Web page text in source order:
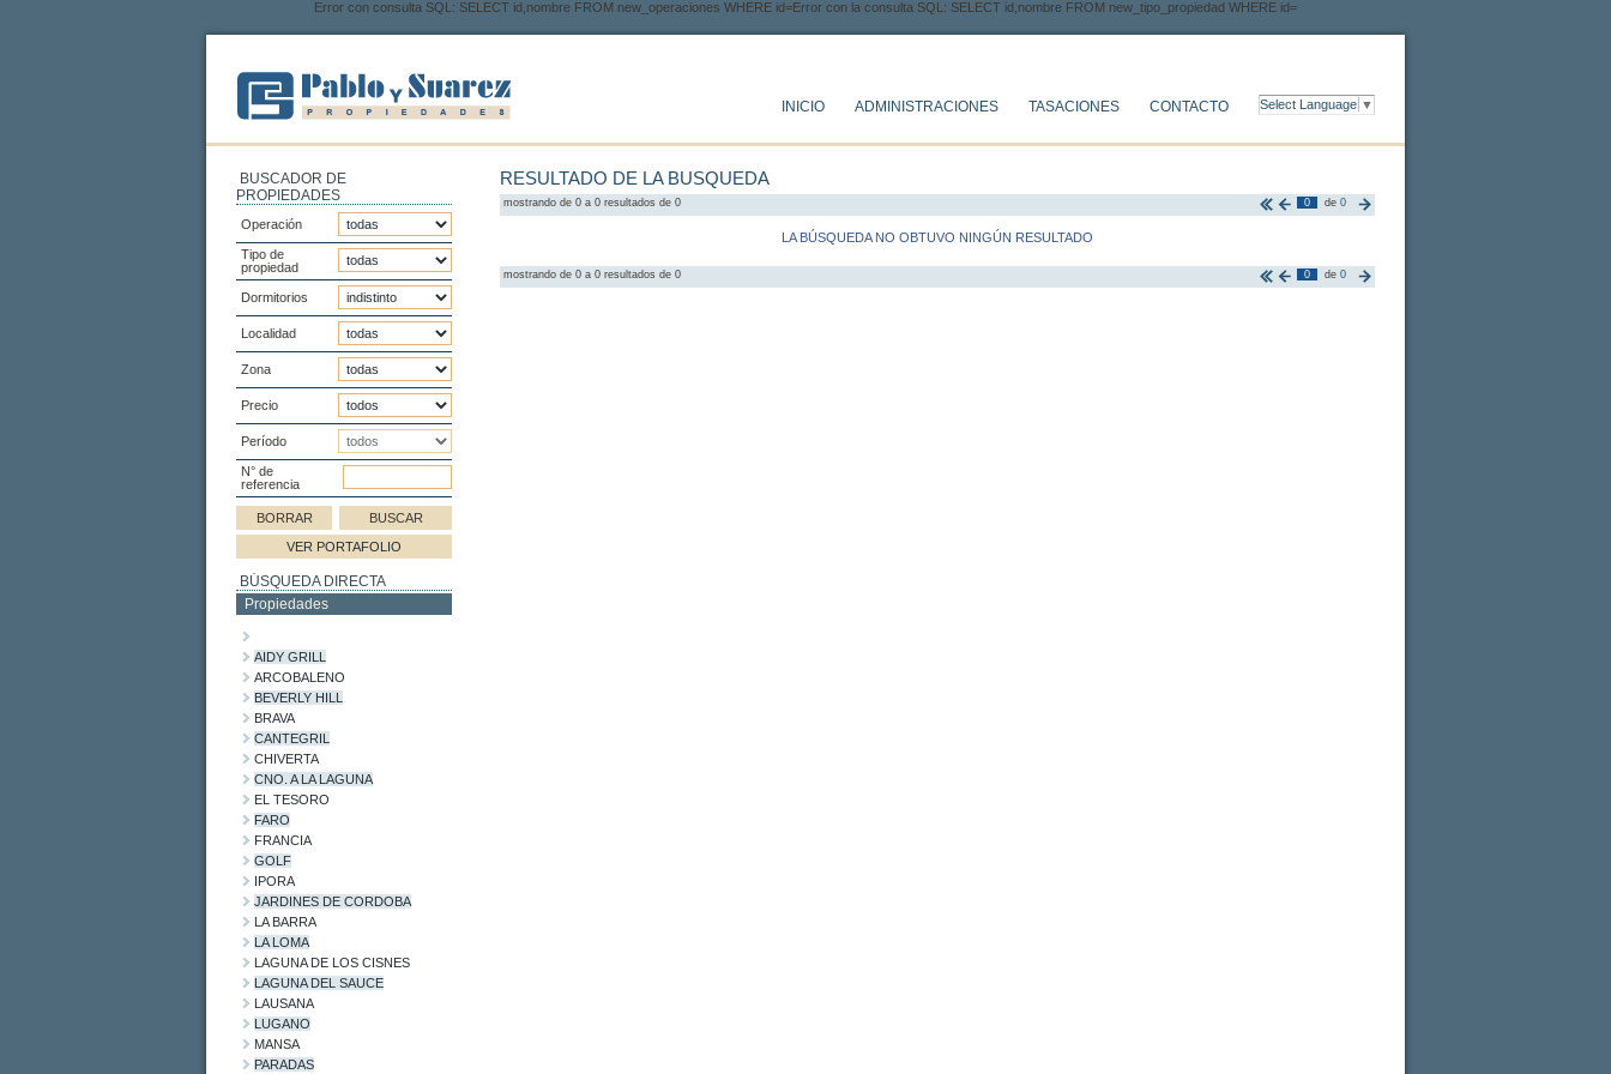
Error con consulta SQL: SELECT id,nombre FROM new_operaciones WHERE id=Error con la consulta SQL: SELECT id,nombre FROM new_tipo_propiedad WHERE id=
Select Language ▼
INICIO ADMINISTRACIONES TASACIONES CONTACTO
BUSCADOR DE
PROPIEDADES
Operación
Tipo de
propiedad
Dormitorios
Localidad
Zona
Precio
Período
N° de
referencia
VER PORTAFOLIO
BÚSQUEDA DIRECTA
Propiedades
AIDY GRILL
ARCOBALENO
BEVERLY HILL
BRAVA
CANTEGRIL
CHIVERTA
CNO. A LA LAGUNA
EL TESORO
FARO
FRANCIA
GOLF
IPORA
JARDINES DE CORDOBA
LA BARRA
LA LOMA
LAGUNA DE LOS CISNES
LAGUNA DEL SAUCE
LAUSANA
LUGANO
MANSA
PARADAS
RESULTADO DE LA BUSQUEDA
mostrando de 0 a 0 resultados de 0 0 de 0
LA BÚSQUEDA NO OBTUVO NINGÚN RESULTADO
mostrando de 0 a 0 resultados de 0 0 de 0